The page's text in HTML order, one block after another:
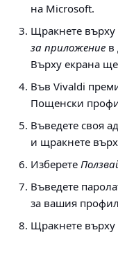
на Microsoft.
Щракнете върху
за приложение в
Върху екрана
Във Vivaldi
Пощенски
Въведете своя
и щракнете
Изберете
Въведете
за вашия
Щракнете върху